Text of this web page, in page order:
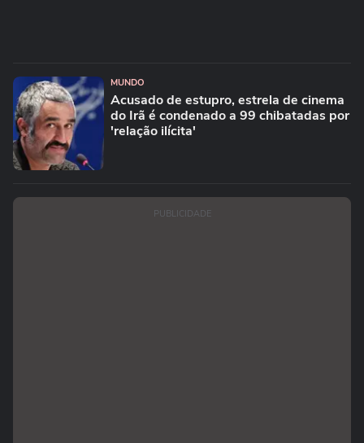
MUNDO
Acusado de estupro, estrela de cinema
do Irã é condenado a 99 chibatadas por
'relação ilícita'
PUBLICIDADE